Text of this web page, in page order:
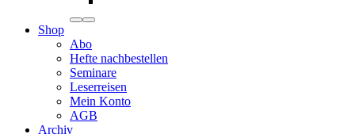
Shop
Abo
Hefte nachbestellen
Seminare
Leserreisen
Mein Konto
AGB
Archiv